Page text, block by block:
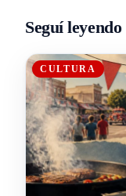
Seguí leyendo
CULTURA